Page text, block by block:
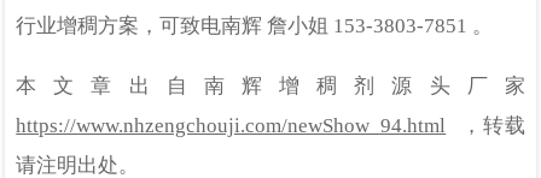
行业增稠方案，可致电南辉 詹小姐 153-3803-7851 。
本文章出自南辉增稠剂源头厂家
https://www.nhzengchouji.com/newShow_94.html
，转载
请注明出处。